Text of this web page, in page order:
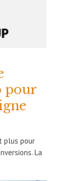
pour
plus pour
La